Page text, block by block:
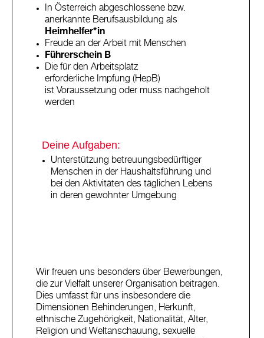
In Österreich abgeschlossene bzw.
anerkannte Berufsausbildung als
Heimhelfer*in
Freude an der Arbeit mit Menschen
Führerschein B
Die für den Arbeitsplatz
erforderliche Impfung (HepB)
ist Voraussetzung oder muss nachgeholt
werden
Deine Aufgaben:
Unterstützung betreuungsbedürftiger
Menschen in der Haushaltsführung und
bei den Aktivitäten des täglichen Lebens
in deren gewohnter Umgebung
Wir freuen uns besonders über Bewerbungen,
die zur Vielfalt unserer Organisation beitragen.
Dies umfasst für uns insbesondere die
Dimensionen Behinderungen, Herkunft,
ethnische Zugehörigkeit, Nationalität, Alter,
Religion und Weltanschauung, sexuelle